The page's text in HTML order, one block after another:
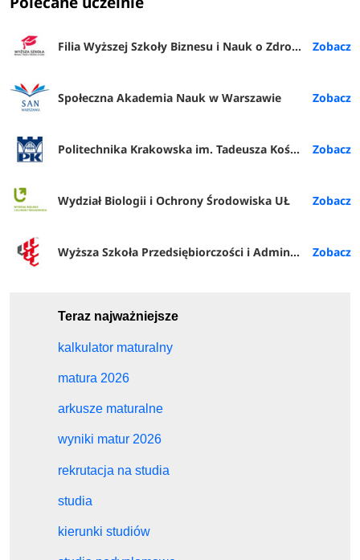
Filia Wyższej Szkoły Biznesu i Nauk o Zdrowiu w Rybniku
Społeczna Akademia Nauk w Warszawie
Politechnika Krakowska im. Tadeusza Kościuszki
Wydział Biologii i Ochrony Środowiska UŁ
Wyższa Szkoła Przedsiębiorczości i Administracji w Lublinie
Teraz najważniejsze
kalkulator maturalny
matura 2026
arkusze maturalne
wyniki matur 2026
rekrutacja na studia
studia
kierunki studiów